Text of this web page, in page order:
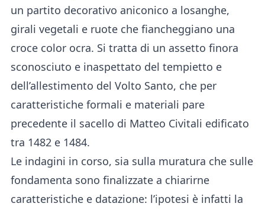
un partito decorativo aniconico a losanghe,
girali vegetali e ruote che fiancheggiano una
croce color ocra. Si tratta di un assetto finora
sconosciuto e inaspettato del tempietto e
dell’allestimento del Volto Santo, che per
caratteristiche formali e materiali pare
precedente il sacello di Matteo Civitali edificato
tra 1482 e 1484.
Le indagini in corso, sia sulla muratura che sulle
fondamenta sono finalizzate a chiarirne
caratteristiche e datazione: l’ipotesi è infatti la